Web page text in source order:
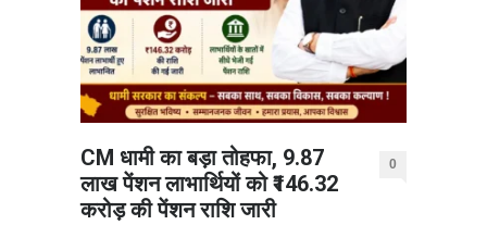
CM धामी का बड़ा तोहफा, 9.87
लाख पेंशन लाभार्थियों को ₹146.32
करोड़ की पेंशन राशि जारी
0